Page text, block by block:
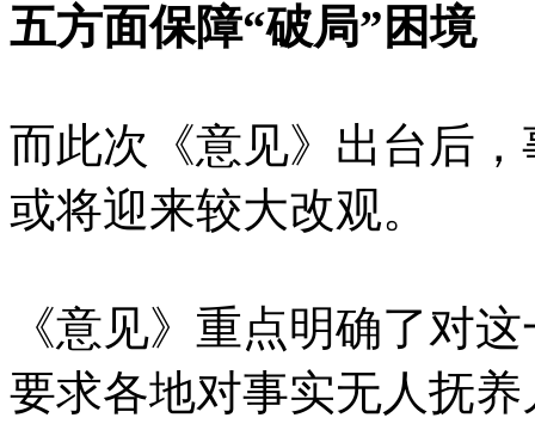
五方面保障“破局”困境
而此次《意见》出台后
或将迎来较大改观。
《意见》重点明确了对
要求各地对事实无人抚